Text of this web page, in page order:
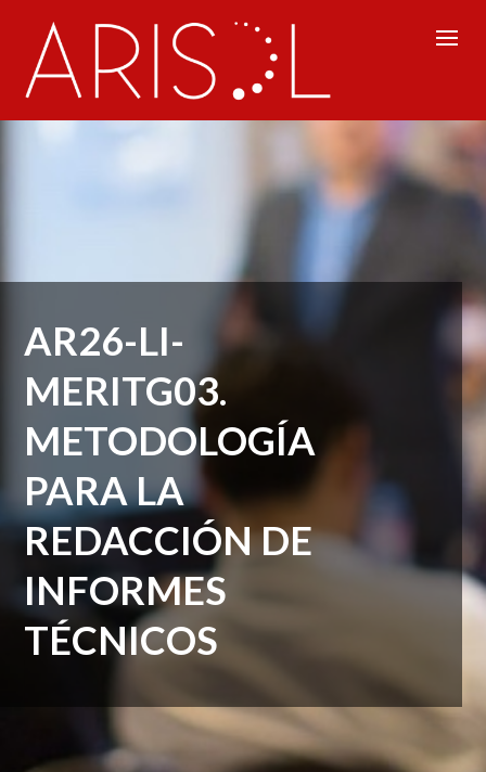
AR26-LI-
MERITG03.
METODOLOGÍA
PARA LA
REDACCIÓN DE
INFORMES
TÉCNICOS